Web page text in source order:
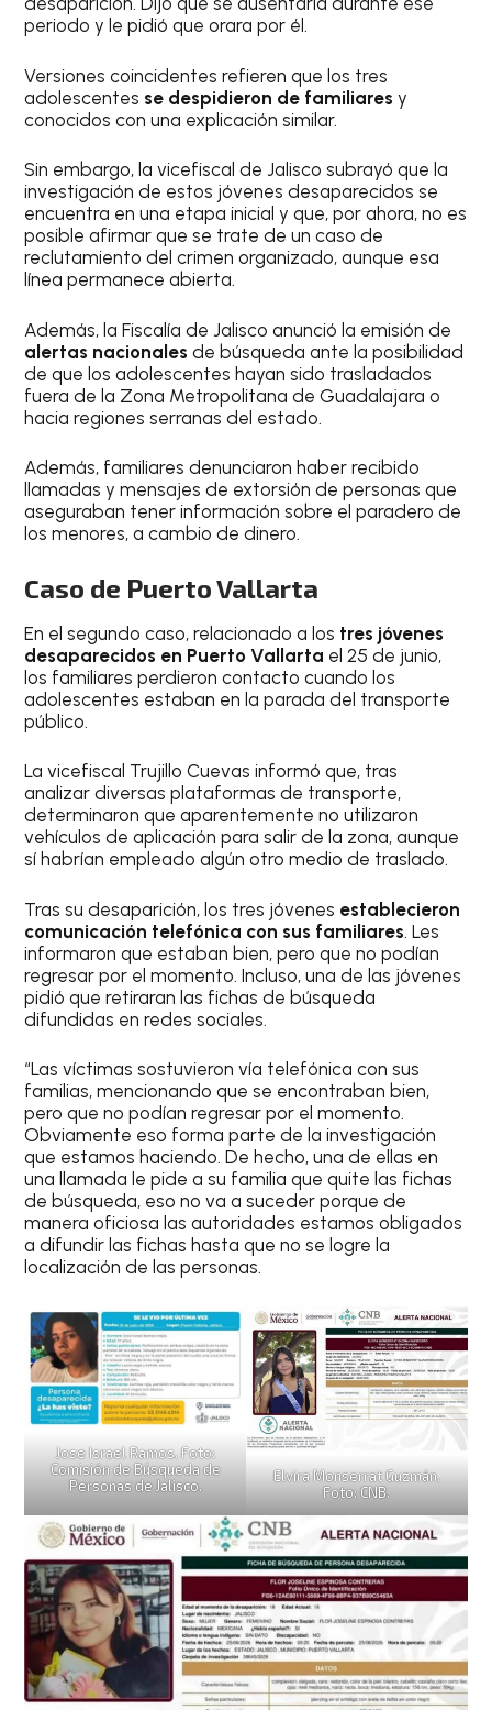
periodo y le pidió que orara por él.
Versiones coincidentes refieren que los tres
adolescentes se despidieron de familiares y
conocidos con una explicación similar.
Sin embargo, la vicefiscal de Jalisco subrayó que la
investigación de estos jóvenes desaparecidos se
encuentra en una etapa inicial y que, por ahora, no es
posible afirmar que se trate de un caso de
reclutamiento del crimen organizado, aunque esa
línea permanece abierta.
Además, la Fiscalía de Jalisco anunció la emisión de
alertas nacionales de búsqueda ante la posibilidad
de que los adolescentes hayan sido trasladados
fuera de la Zona Metropolitana de Guadalajara o
hacia regiones serranas del estado.
Además, familiares denunciaron haber recibido
llamadas y mensajes de extorsión de personas que
aseguraban tener información sobre el paradero de
los menores, a cambio de dinero.
Caso de Puerto Vallarta
En el segundo caso, relacionado a los tres jóvenes
desaparecidos en Puerto Vallarta el 25 de junio,
los familiares perdieron contacto cuando los
adolescentes estaban en la parada del transporte
público.
La vicefiscal Trujillo Cuevas informó que, tras
analizar diversas plataformas de transporte,
determinaron que aparentemente no utilizaron
vehículos de aplicación para salir de la zona, aunque
sí habrían empleado algún otro medio de traslado.
Tras su desaparición, los tres jóvenes establecieron
comunicación telefónica con sus familiares. Les
informaron que estaban bien, pero que no podían
regresar por el momento. Incluso, una de las jóvenes
pidió que retiraran las fichas de búsqueda
difundidas en redes sociales.
“Las víctimas sostuvieron vía telefónica con sus
familias, mencionando que se encontraban bien,
pero que no podían regresar por el momento.
Obviamente eso forma parte de la investigación
que estamos haciendo. De hecho, una de ellas en
una llamada le pide a su familia que quite las fichas
de búsqueda, eso no va a suceder porque de
manera oficiosa las autoridades estamos obligados
a difundir las fichas hasta que no se logre la
localización de las personas.
Jose Israel Ramos. Foto:
Comisión de Búsqueda de
Personas de Jalisco.
Elvira Monserrat Guzmán.
Foto: CNB.